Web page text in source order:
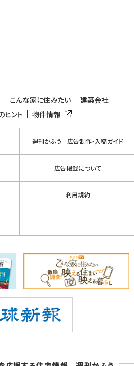
こんな家に住みたい
建築会社
ヒント
物件情報
週刊かふう 広告制作・入稿ガイド
広告掲載について
利用規約